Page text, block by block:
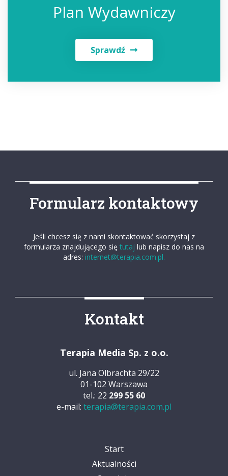
Plan Wydawniczy
Sprawdź
Formularz kontaktowy
Jeśli chcesz się z nami skontaktować skorzystaj z
formularza znajdującego się tutaj lub napisz do nas na
adres: internet@terapia.com.pl.
Kontakt
Terapia Media Sp. z o.o.
ul. Jana Olbrachta 29/22
01-102 Warszawa
tel.: 22 299 55 60
e-mail: terapia@terapia.com.pl
Start
Aktualności